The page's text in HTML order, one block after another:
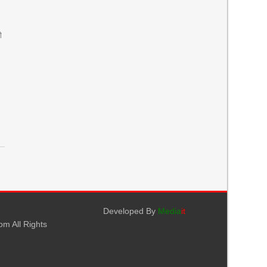
All Rights
Developed By Mediait